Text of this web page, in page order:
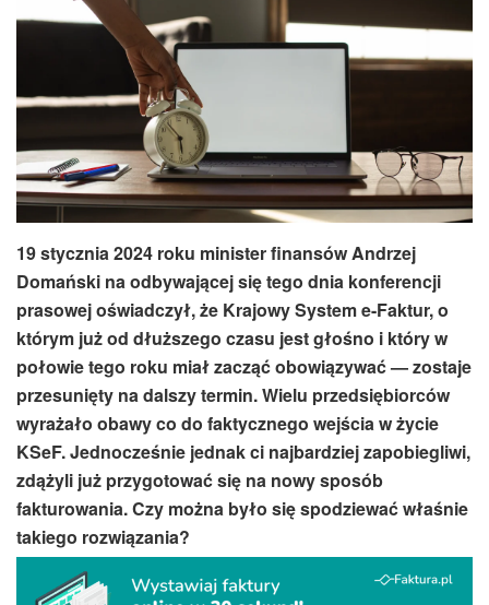
19 stycznia 2024 roku minister finansów Andrzej
Domański na odbywającej się tego dnia konferencji
prasowej oświadczył, że Krajowy System e-Faktur, o
którym już od dłuższego czasu jest głośno i który w
połowie tego roku miał zacząć obowiązywać — zostaje
przesunięty na dalszy termin. Wielu przedsiębiorców
wyrażało obawy co do faktycznego wejścia w życie
KSeF. Jednocześnie jednak ci najbardziej zapobiegliwi,
zdążyli już przygotować się na nowy sposób
fakturowania. Czy można było się spodziewać właśnie
takiego rozwiązania?